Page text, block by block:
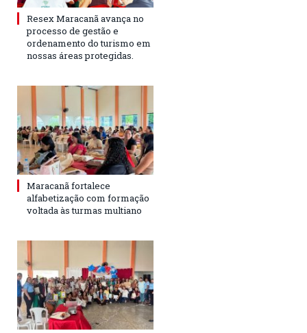
Resex Maracanã avança no
processo de gestão e
ordenamento do turismo em
nossas áreas protegidas.
Maracanã fortalece
alfabetização com formação
voltada às turmas multiano